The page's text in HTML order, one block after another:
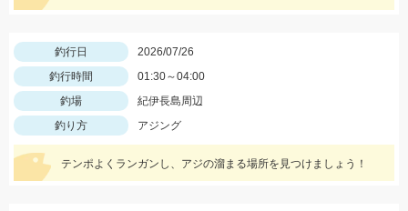
釣行日
2026/07/26
釣行時間
01:30～04:00
釣場
紀伊長島周辺
釣り方
アジング
テンポよくランガンし、アジの溜まる場所を見つけましょう！